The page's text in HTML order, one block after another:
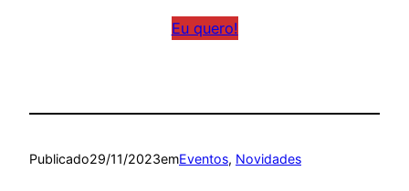
Eu quero!
Publicado29/11/2023emEventos, Novidades